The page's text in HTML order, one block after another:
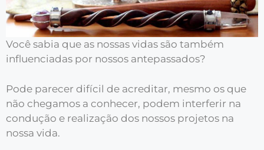
Você sabia que as nossas vidas são também
influenciadas por nossos antepassados?
Pode parecer difícil de acreditar, mesmo os que
não chegamos a conhecer, podem interferir na
condução e realização dos nossos projetos na
nossa vida.